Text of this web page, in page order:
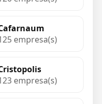
empresa(s)
empresa(s)